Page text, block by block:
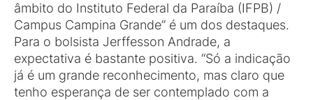
âmbito do Instituto Federal da Paraíba (IFPB) /
Campus Campina Grande” é um dos destaques.
Para o bolsista Jerffesson Andrade, a
expectativa é bastante positiva. “Só a indicação
já é um grande reconhecimento, mas claro que
tenho esperança de ser contemplado com a